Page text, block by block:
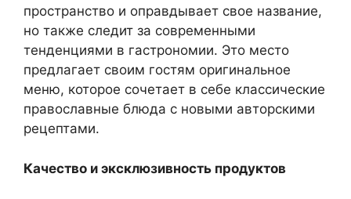
пространство и оправдывает свое название,
но также следит за современными
тенденциями в гастрономии. Это место
предлагает своим гостям оригинальное
меню, которое сочетает в себе классические
православные блюда с новыми авторскими
рецептами.
Качество и эксклюзивность продуктов